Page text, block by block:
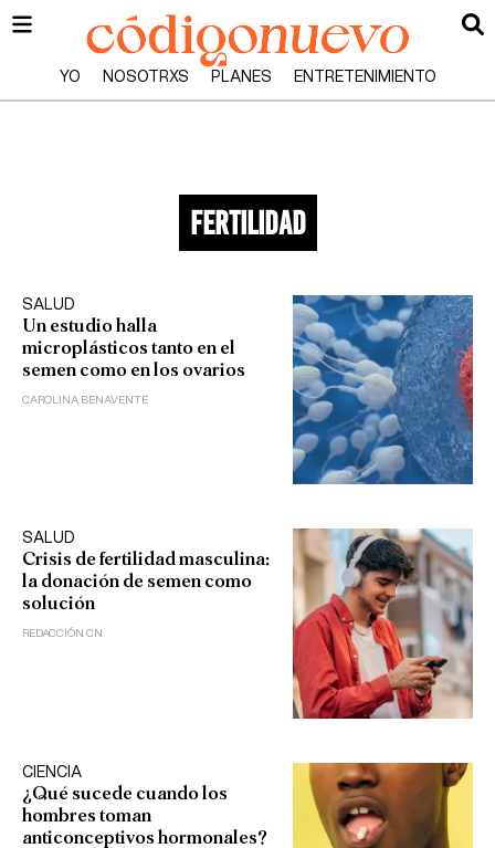
YO NOSOTRXS PLANES ENTRETENIMIENTO
fertilidad
SALUD
Un estudio halla
microplásticos tanto en el
semen como en los ovarios
CAROLINA BENAVENTE
SALUD
Crisis de fertilidad masculina:
la donación de semen como
solución
REDACCIÓN CN
CIENCIA
¿Qué sucede cuando los
hombres toman
anticonceptivos hormonales?